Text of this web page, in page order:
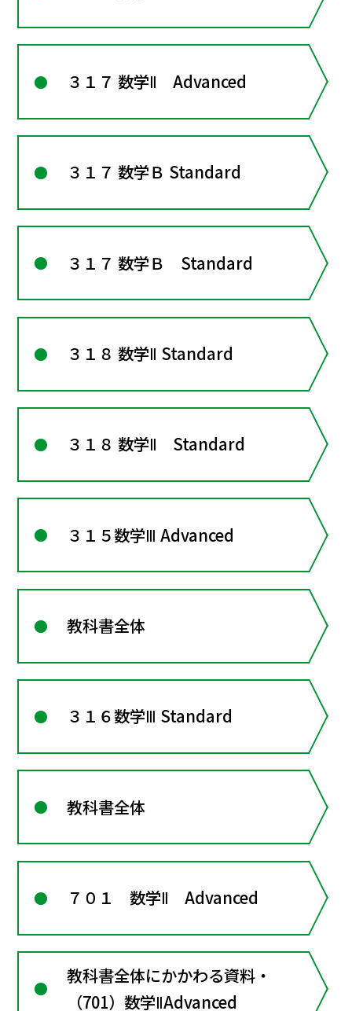
３１７ 数学Ⅱ Advanced
３１７ 数学Ｂ Standard
３１７ 数学Ｂ Standard
３１８ 数学Ⅱ Standard
３１８ 数学Ⅱ Standard
３１５数学Ⅲ Advanced
教科書全体
３１６数学Ⅲ Standard
教科書全体
７０１ 数学Ⅱ Advanced
教科書全体にかかわる資料・
（701）数学ⅡAdvanced